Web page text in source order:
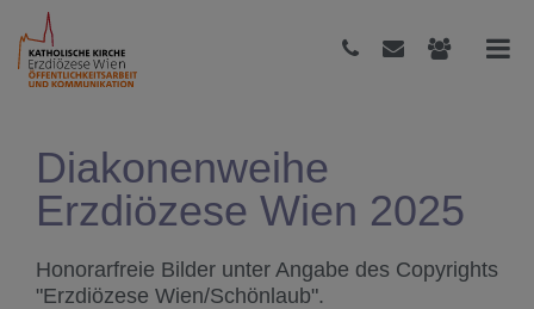
Diakonenweihe
Erzdiözese Wien 2025
Honorarfreie Bilder unter Angabe des Copyrights
"Erzdiözese Wien/Schönlaub".